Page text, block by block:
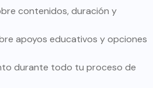
funcionan de
a tomar mejores
cómo usar
Además:
contenidos, duración y
apoyos educativos y opciones
durante todo tu proceso de